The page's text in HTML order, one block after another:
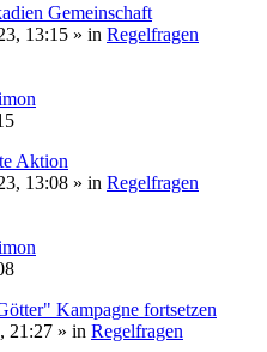
Gemeinschaft
13:15 » in Regelfragen
Aktion
13:08 » in Regelfragen
Kampagne fortsetzen
21:27 » in Regelfragen